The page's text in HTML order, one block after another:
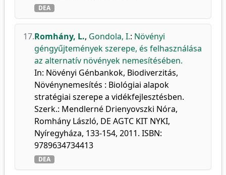
DEA
17.Romhány, L., Gondola, I.: Növényi
géngyűjtemények szerepe, és felhasználása
az alternatív növények nemesítésében.
In: Növényi Génbankok, Biodiverzitás,
Növénynemesítés : Biológiai alapok
stratégiai szerepe a vidékfejlesztésben.
Szerk.: Mendlerné Drienyovszki Nóra,
Romhány László, DE AGTC KIT NYKI,
Nyíregyháza, 133-154, 2011. ISBN:
9789634734413
DEA